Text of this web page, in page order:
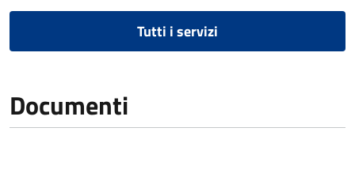
Tutti i servizi
Documenti